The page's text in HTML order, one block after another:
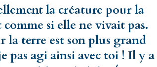
la créature pour la
si elle ne vivait pas.
la terre est son plus grand
pas agi ainsi avec toi ! Il y a